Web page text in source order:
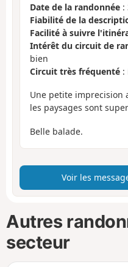
Date de la randonnée :
Fiabilité de la
Facilité à suivre
Intérêt du circuit de
bien
Circuit très fréquenté :
Une petite imprecision
les paysages sont
Belle balade.
Voir les
Autres
secteur